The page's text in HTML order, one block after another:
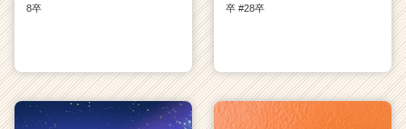
8卒
卒 #28卒